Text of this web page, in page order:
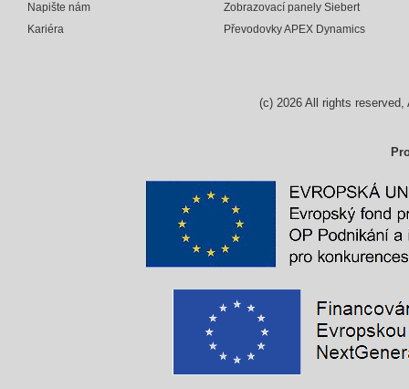
Napište nám
Kariéra
Zobrazovací panely Siebert
Převodovky APEX Dynamics
(c) 2026All rights reserved,